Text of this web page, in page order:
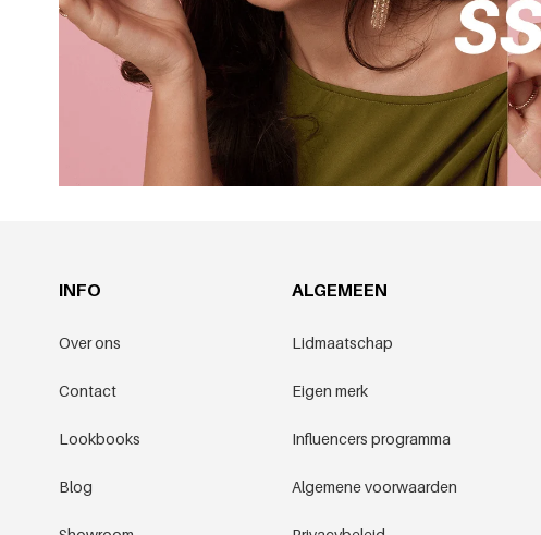
INFO
Over ons
Contact
Lookbooks
Blog
ALGEMEEN
Lidmaatschap
Eigen merk
Influencers programma
Algemene voorwaarden